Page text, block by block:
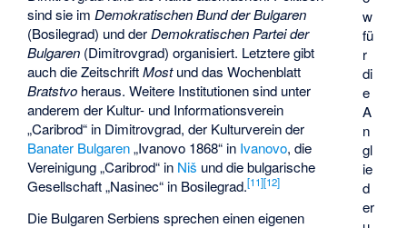
w
fü
r
di
e
A
n
gl
ie
d
er
sind sie imDemokratischen Bund der Bulgaren
(Bosilegrad) und derDemokratischen Partei der
Bulgaren (Dimitrovgrad) organisiert. Letztere gibt
auch die ZeitschriftMostund das Wochenblatt
Bratstvo heraus. Weitere Institutionen sind unter
anderem der Kultur- und Informationsverein
„Caribrod“ in Dimitrovgrad, der Kulturverein der
Banater Bulgaren„Ivanovo 1868“ in Ivanovo, die
Vereinigung „Caribrod“ in Niš und die bulgarische
Gesellschaft „Nasinec“ in Bosilegrad.[11][12]
Die Bulgaren Serbiens sprechen einen eigenen